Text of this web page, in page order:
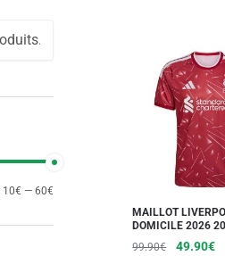
MAILLOT
DOMICILE 2026
99.90€
Le
49.90€Le
10€ —60€